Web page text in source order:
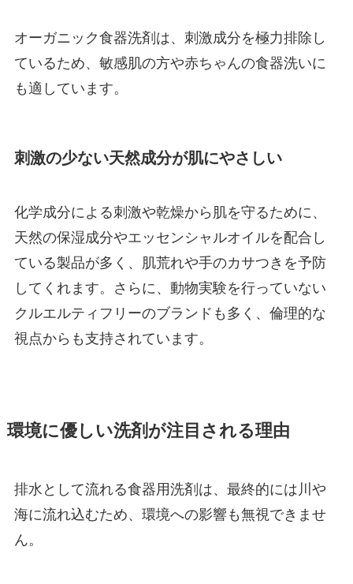
オーガニック食器洗剤は、刺激成分を極力排除し
ているため、敏感肌の方や赤ちゃんの食器洗いに
も適しています。
刺激の少ない天然成分が肌にやさしい
化学成分による刺激や乾燥から肌を守るために、
天然の保湿成分やエッセンシャルオイルを配合し
ている製品が多く、肌荒れや手のカサつきを予防
してくれます。さらに、動物実験を行っていない
クルエルティフリーのブランドも多く、倫理的な
視点からも支持されています。
環境に優しい洗剤が注目される理由
排水として流れる食器用洗剤は、最終的には川や
海に流れ込むため、環境への影響も無視できませ
ん。